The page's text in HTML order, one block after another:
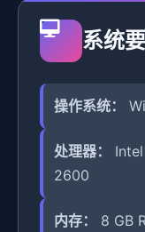
系统
操作系统：
处理器：
2600
内存： 8 GB